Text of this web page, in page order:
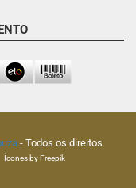
- Todos os direitos
Ícones by Freepik